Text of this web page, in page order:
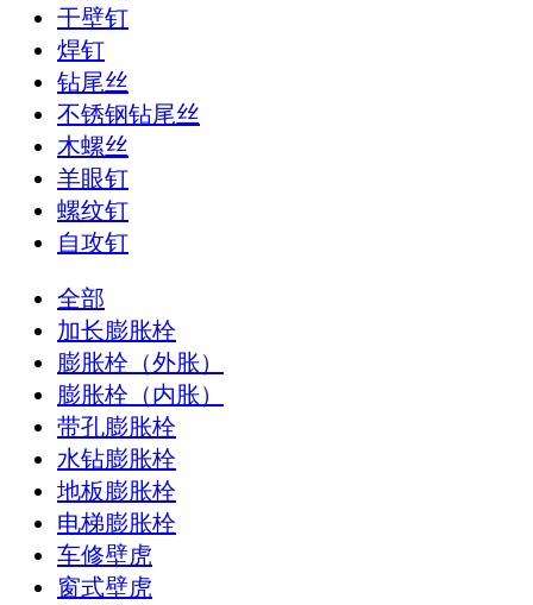
干壁钉
焊钉
钻尾丝
不锈钢钻尾丝
木螺丝
羊眼钉
螺纹钉
自攻钉
全部
加长膨胀栓
膨胀栓（外胀）
膨胀栓（内胀）
带孔膨胀栓
水钻膨胀栓
地板膨胀栓
电梯膨胀栓
车修壁虎
窗式壁虎